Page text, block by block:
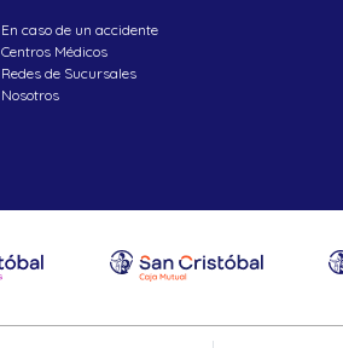
En caso de un accidente
Centros Médicos
Redes de Sucursales
Nosotros